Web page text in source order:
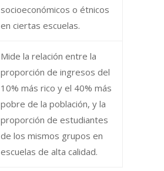
socioeconómicos o étnicos
en ciertas escuelas.
Mide la relación entre la
proporción de ingresos del
10% más rico y el 40% más
pobre de la población, y la
proporción de estudiantes
de los mismos grupos en
escuelas de alta calidad.